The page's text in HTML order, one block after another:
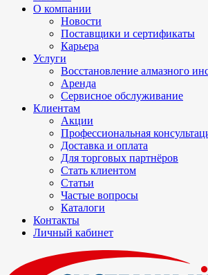
О компании
Новости
Поставщики и сертификаты
Карьера
Услуги
Восстановление алмазного
Аренда
Сервисное обслуживание
Клиентам
Акции
Профессиональная
Доставка и оплата
Для торговых партнёров
Стать клиентом
Статьи
Частые вопросы
Каталоги
Контакты
Личный кабинет